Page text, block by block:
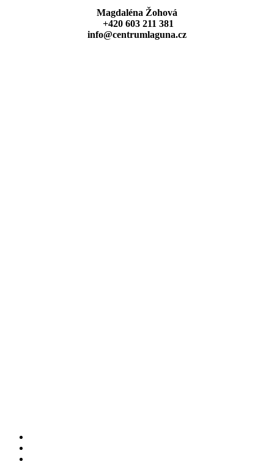
Magdaléna Žohová
+420 603 211 381
info@centrumlaguna.cz